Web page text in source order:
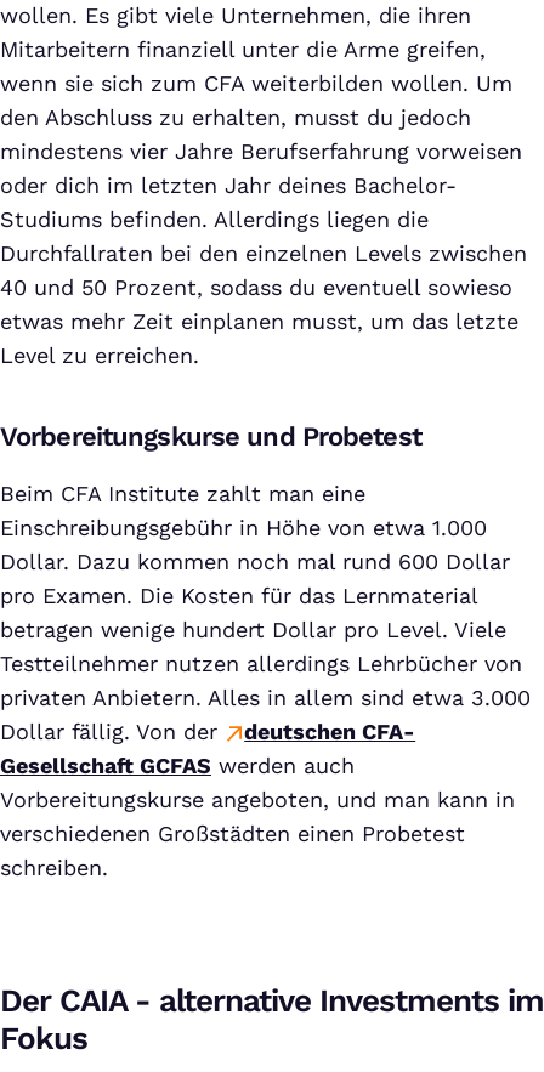
wollen. Es gibt viele Unternehmen, die ihren
Mitarbeitern finanziell unter die Arme greifen,
wenn sie sich zum CFA weiterbilden wollen. Um
den Abschluss zu erhalten, musst du jedoch
mindestens vier Jahre Berufserfahrung vorweisen
oder dich im letzten Jahr deines Bachelor-
Studiums befinden. Allerdings liegen die
Durchfallraten bei den einzelnen Levels zwischen
40 und 50 Prozent, sodass du eventuell sowieso
etwas mehr Zeit einplanen musst, um das letzte
Level zu erreichen.
Vorbereitungskurse und Probetest
Beim CFA Institute zahlt man eine
Einschreibungsgebühr in Höhe von etwa 1.000
Dollar. Dazu kommen noch mal rund 600 Dollar
pro Examen. Die Kosten für das Lernmaterial
betragen wenige hundert Dollar pro Level. Viele
Testteilnehmer nutzen allerdings Lehrbücher von
privaten Anbietern. Alles in allem sind etwa 3.000
Dollar fällig. Von der
deutschen CFA-
Gesellschaft GCFAS werden auch
Vorbereitungskurse angeboten, und man kann in
verschiedenen Großstädten einen Probetest
schreiben.
Der CAIA - alternative Investments im
Fokus